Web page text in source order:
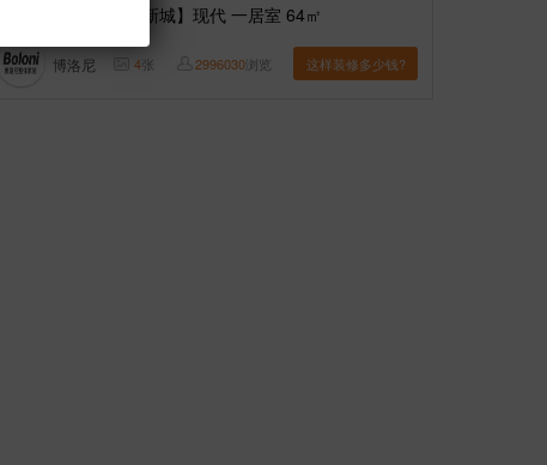
【强佑清河新城】现代 一居室 64㎡
博洛尼 4张 2996030浏览 这样装修多少钱?